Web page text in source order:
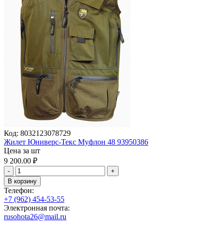
Код: 8032123078729
Жилет Юниверс-Текс Муфлон 48 93950386
Цена за шт
9 200.00 ₽
-
+
В корзину
Телефон:
+7 (962) 454-53-55
Электронная почта:
rusohota26@mail.ru